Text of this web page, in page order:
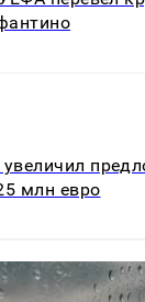
увеличил
млн евро